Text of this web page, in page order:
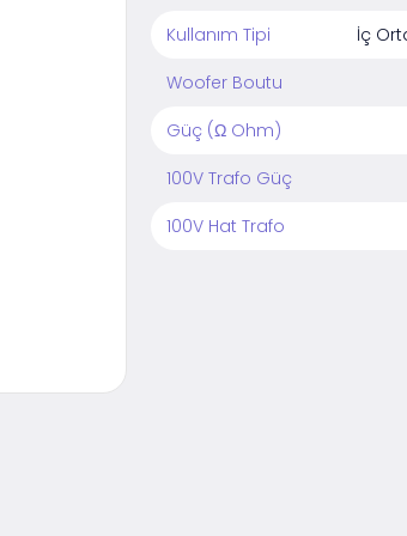
Kullanım Tipi
İç
Woofer Boutu
Güç (Ω Ohm)
100V Trafo Güç
100V Hat Trafo